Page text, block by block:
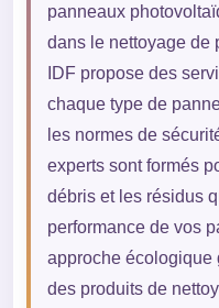
panneaux
dans le nettoyage de
IDF propose des
chaque type de
les normes de
experts sont formés
débris et les résidus
performance de vos
approche écologique
des produits de